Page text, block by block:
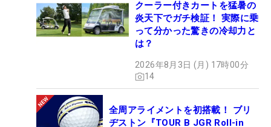
クーラー付きカートを猛暑の
炎天下でガチ検証！ 実際に乗
って分かった驚きの冷却力と
は？
2026年8月3日 (月) 17時00分
14
全周アライメントを初搭載！ ブリ
ヂストン『TOUR B JGR Roll-in